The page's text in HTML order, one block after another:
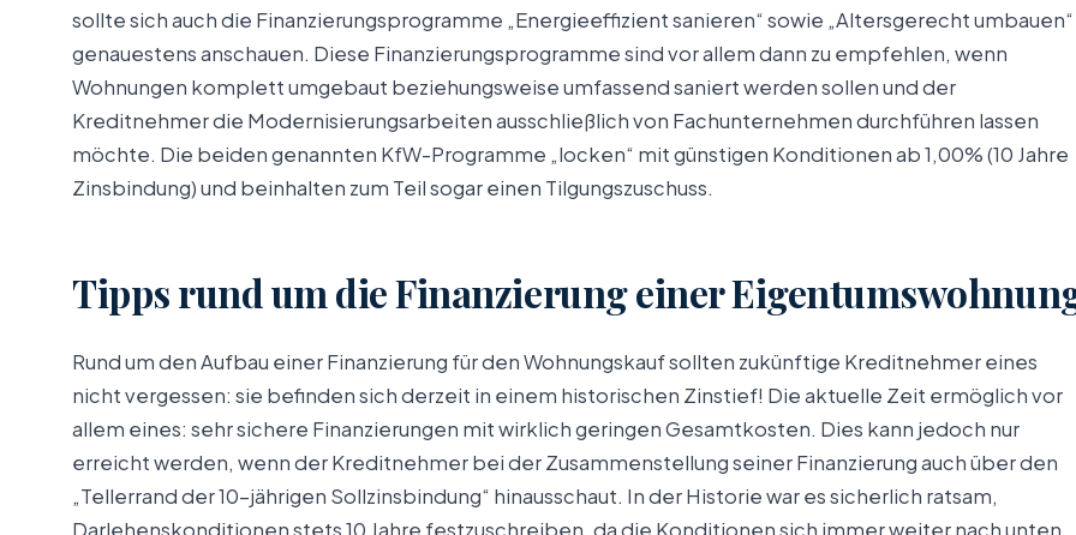
sollte sich auch die Finanzierungsprogramme „Energieeffizient sanieren“ sowie „Altersgerecht umbauen“
genauestens anschauen. Diese Finanzierungsprogramme sind vor allem dann zu empfehlen, wenn
Wohnungen komplett umgebaut beziehungsweise umfassend saniert werden sollen und der
Kreditnehmer die Modernisierungsarbeiten ausschließlich von Fachunternehmen durchführen lassen
möchte. Die beiden genannten KfW-Programme „locken“ mit günstigen Konditionen ab 1,00% (10 Jahre
Zinsbindung) und beinhalten zum Teil sogar einen Tilgungszuschuss.
Tipps rund um die Finanzierung einer
Rund um den Aufbau einer Finanzierung für den Wohnungskauf sollten zukünftige Kreditnehmer eines
nicht vergessen: sie befinden sich derzeit in einem historischen Zinstief! Die aktuelle Zeit ermöglich vor
allem eines: sehr sichere Finanzierungen mit wirklich geringen Gesamtkosten. Dies kann jedoch nur
erreicht werden, wenn der Kreditnehmer bei der Zusammenstellung seiner Finanzierung auch über den
„Tellerrand der 10-jährigen Sollzinsbindung“ hinausschaut. In der Historie war es sicherlich ratsam,
Darlehenskonditionen stets 10 Jahre festzuschreiben, da die Konditionen sich immer weiter nach unten